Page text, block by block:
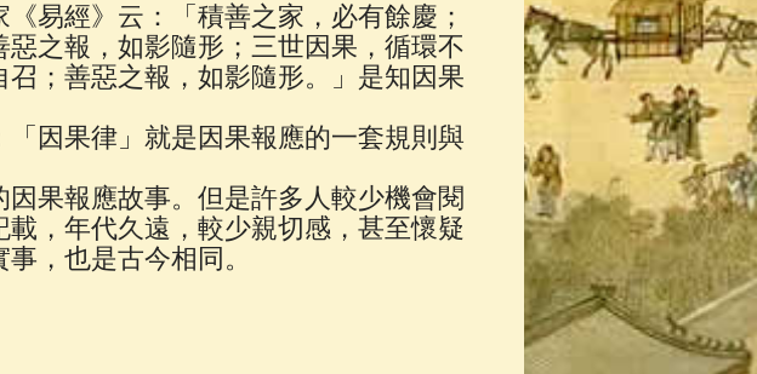
念機 App(3)
易經》云：「積善之家，必有餘慶；
之報，如影隨形；三世因果，循環不
；善惡之報，如影隨形。」是知因果
因果律」就是因果報應的一套規則與
果報應故事。但是許多人較少機會閱
，年代久遠，較少親切感，甚至懷疑
，也是古今相同。